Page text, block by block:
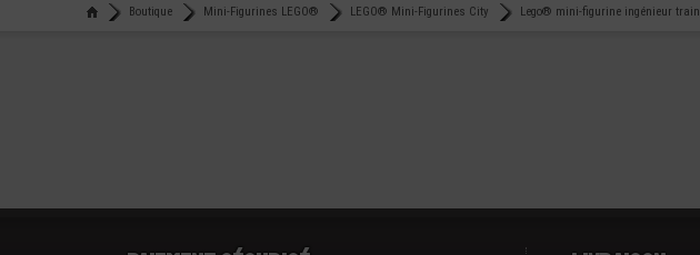
Boutique Mini-Figurines LEGO® LEGO® Mini-Figurines City Lego® mini-figurine ingénieur train